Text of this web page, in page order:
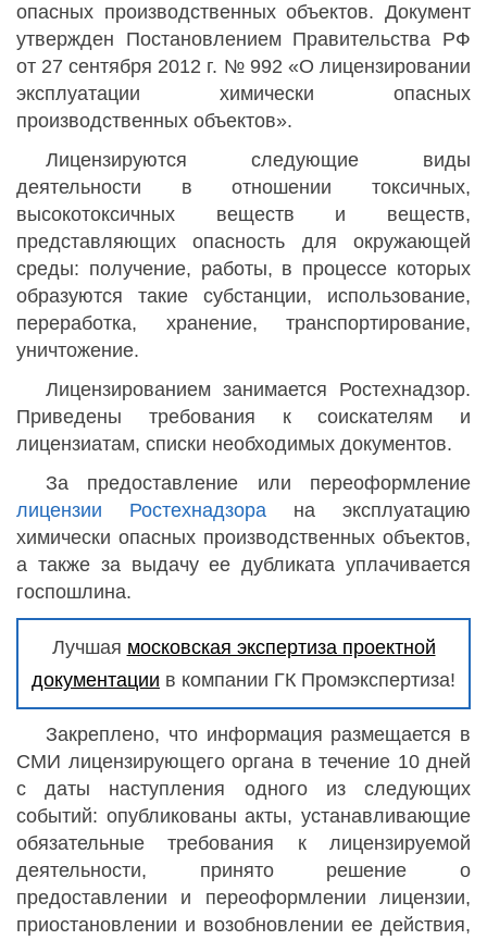
опасных производственных объектов. Документ
утвержден Постановлением Правительства РФ
от 27 сентября 2012 г. № 992 «О лицензировании
эксплуатации химически опасных
производственных объектов».
Лицензируются следующие виды
деятельности в отношении токсичных,
высокотоксичных веществ и веществ,
представляющих опасность для окружающей
среды: получение, работы, в процессе которых
образуются такие субстанции, использование,
переработка, хранение, транспортирование,
уничтожение.
Лицензированием занимается Ростехнадзор.
Приведены требования к соискателям и
лицензиатам, списки необходимых документов.
За предоставление или переоформление
лицензии Ростехнадзора на эксплуатацию
химически опасных производственных объектов,
а также за выдачу ее дубликата уплачивается
госпошлина.
Лучшая московская экспертиза проектной
документации в компании ГК Промэкспертиза!
Закреплено, что информация размещается в
СМИ лицензирующего органа в течение 10 дней
с даты наступления одного из следующих
событий: опубликованы акты, устанавливающие
обязательные требования к лицензируемой
деятельности, принято решение о
предоставлении и переоформлении лицензии,
приостановлении и возобновлении ее действия,